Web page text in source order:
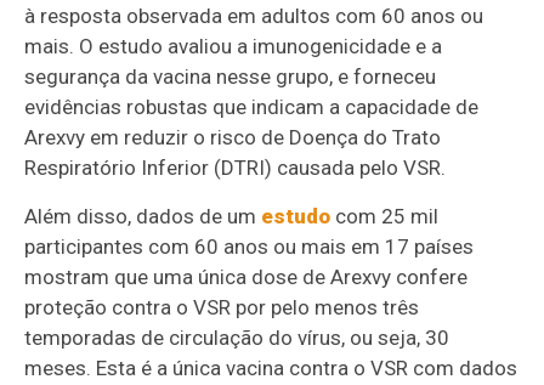
à resposta observada em adultos com 60 anos ou
mais. O estudo avaliou a imunogenicidade e a
segurança da vacina nesse grupo, e forneceu
evidências robustas que indicam a capacidade de
Arexvy em reduzir o risco de Doença do Trato
Respiratório Inferior (DTRI) causada pelo VSR.
Além disso, dados de um estudo com 25 mil
participantes com 60 anos ou mais em 17 países
mostram que uma única dose de Arexvy confere
proteção contra o VSR por pelo menos três
temporadas de circulação do vírus, ou seja, 30
meses. Esta é a única vacina contra o VSR com dados